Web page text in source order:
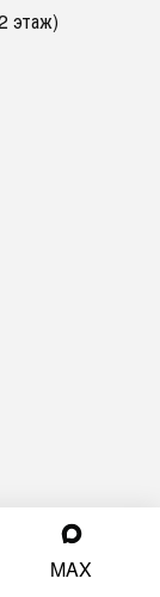
этаж)
MAX